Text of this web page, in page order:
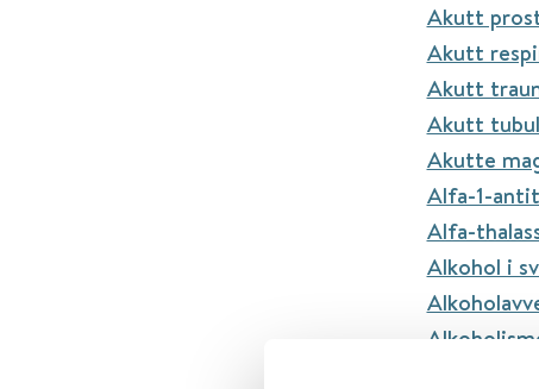
Akutt
Akutt
Akutt
Akutt
Akutte
Alfa-1-
Alfa-
Alkohol i